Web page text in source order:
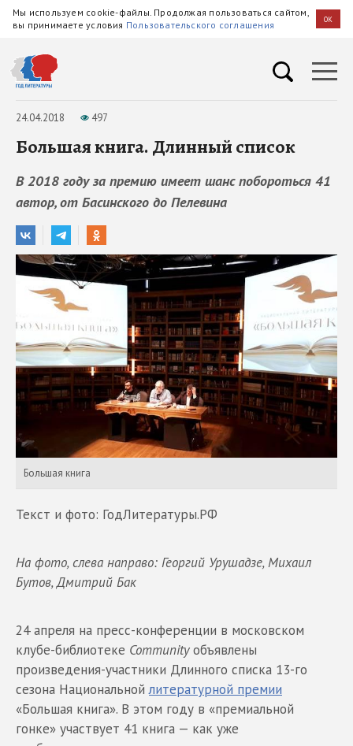
Мы используем cookie-файлы. Продолжая пользоваться сайтом,
вы принимаете условия Пользовательского соглашения OK
24.04.2018 497
Большая книга. Длинный список
В 2018 году за премию имеет шанс побороться 41
автор, от Басинского до Пелевина
Большая книга
Текст и фото: ГодЛитературы.РФ
На фото, слева направо: Георгий Урушадзе, Михаил
Бутов, Дмитрий Бак
24 апреля на пресс-конференции в московском
клубе-библиотеке Communityобъявлены
произведения-участники Длинного списка 13-го
сезона Национальнойлитературной премии
«Большая книга». В этом году в «премиальной
гонке» участвует 41 книга — как уже